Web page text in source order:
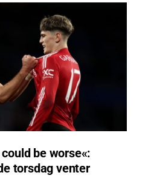
be worse«:
torsdag venter